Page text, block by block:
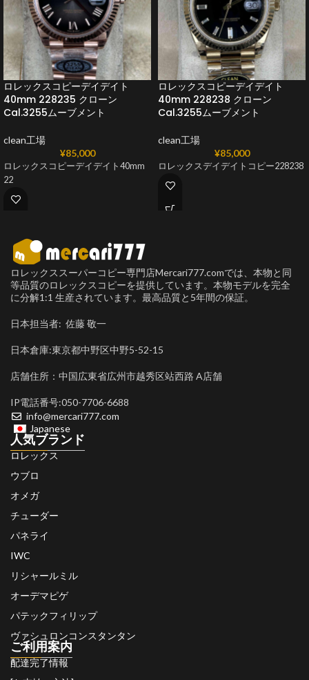
ロレックスコピーデイデイト
40mm 228235 クローン
Cal.3255ムーブメント
clean工場
¥85,000
ロレックスコピーデイデイト40mm
22
ロレックスコピーデイデイト
40mm 228238 クローン
Cal.3255ムーブメント
clean工場
¥85,000
ロレックスデイデイトコピー228238
ロレックススーパーコピー専門店Mercari777.comでは、本物と同
等品質のロレックスコピーを提供しています。本物モデルを完全
に分解1:1 生産されています。最高品質と5年間の保証。
日本担当者: 佐藤 敬一
日本倉庫:東京都中野区中野5-52-15
店舗住所：中国広東省広州市越秀区站西路 A店舗
IP電話番号:050-7706-6688
info@mercari777.com
Japanese
人気ブランド
ロレックス
ウブロ
オメガ
チューダー
パネライ
IWC
リシャールミル
オーデマピゲ
パテックフィリップ
ヴァシュロンコンスタンタン
ご利用案内
配達完了情報